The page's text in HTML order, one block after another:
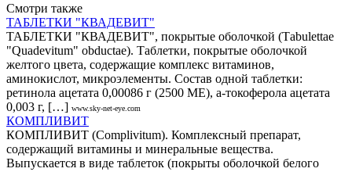
Смотри также
ТАБЛЕТКИ "КВАДЕВИТ"
ТАБЛЕТКИ "КВАДЕВИТ", покрытые оболочкой (Тabulettае
"Quadevitum" оbductae). Таблетки, покрытые оболочкой
желтого цвета, содержащие комплекс витаминов,
аминокислот, микроэлементы. Состав одной таблетки:
ретинола ацетата 0,00086 г (2500 МЕ), a-токоферола ацетата
0,003 г, […] www.sky-net-eye.com
КОМПЛИВИТ
КОМПЛИВИТ (Cоmplivitum). Комплексный препарат,
содержащий витамины и минеральные вещества.
Выпускается в виде таблеток (покрыты оболочкой белого